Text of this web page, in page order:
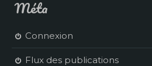
Méta
Connexion
Flux des publications